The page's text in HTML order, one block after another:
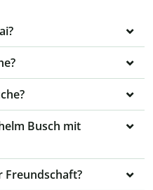
Busch mit
Freundschaft?